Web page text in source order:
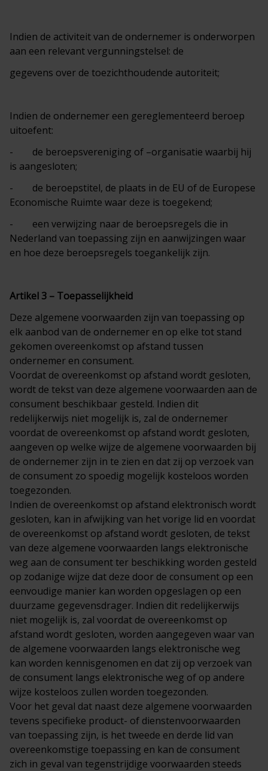
Indien de activiteit van de ondernemer is onderworpen
aan een relevant vergunningstelsel: de
gegevens over de toezichthoudende autoriteit;
Indien de ondernemer een gereglementeerd beroep
uitoefent:
- de beroepsvereniging of –organisatie waarbij hij
is aangesloten;
- de beroepstitel, de plaats in de EU of de Europese
Economische Ruimte waar deze is toegekend;
- een verwijzing naar de beroepsregels die in
Nederland van toepassing zijn en aanwijzingen waar
en hoe deze beroepsregels toegankelijk zijn.
Artikel 3 – Toepasselijkheid
Deze algemene voorwaarden zijn van toepassing op
elk aanbod van de ondernemer en op elke tot stand
gekomen overeenkomst op afstand tussen
ondernemer en consument.
Voordat de overeenkomst op afstand wordt gesloten,
wordt de tekst van deze algemene voorwaarden aan de
consument beschikbaar gesteld. Indien dit
redelijkerwijs niet mogelijk is, zal de ondernemer
voordat de overeenkomst op afstand wordt gesloten,
aangeven op welke wijze de algemene voorwaarden bij
de ondernemer zijn in te zien en dat zij op verzoek van
de consument zo spoedig mogelijk kosteloos worden
toegezonden.
Indien de overeenkomst op afstand elektronisch wordt
gesloten, kan in afwijking van het vorige lid en voordat
de overeenkomst op afstand wordt gesloten, de tekst
van deze algemene voorwaarden langs elektronische
weg aan de consument ter beschikking worden gesteld
op zodanige wijze dat deze door de consument op een
eenvoudige manier kan worden opgeslagen op een
duurzame gegevensdrager. Indien dit redelijkerwijs
niet mogelijk is, zal voordat de overeenkomst op
afstand wordt gesloten, worden aangegeven waar van
de algemene voorwaarden langs elektronische weg
kan worden kennisgenomen en dat zij op verzoek van
de consument langs elektronische weg of op andere
wijze kosteloos zullen worden toegezonden.
Voor het geval dat naast deze algemene voorwaarden
tevens specifieke product- of dienstenvoorwaarden
van toepassing zijn, is het tweede en derde lid van
overeenkomstige toepassing en kan de consument
zich in geval van tegenstrijdige voorwaarden steeds